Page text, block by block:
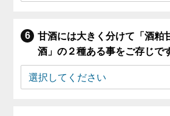
甘酒には大きく分けて「酒粕
酒」の２種ある事をご存じで